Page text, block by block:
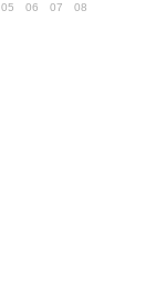
05 06 07
08